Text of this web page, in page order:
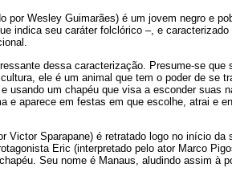
por Wesley Guimarães) é um jovem negro e
indica seu caráter folclórico –, e
dessa caracterização. Presume-se que
ele é um animal que tem o poder de se
usando um chapéu que visa a esconder suas
e aparece em festas em que escolhe, atrai e
Victor Sparapane) é retratado logo no início
Eric (interpretado pelo ator Marco
Seu nome é Manaus, aludindo assim à